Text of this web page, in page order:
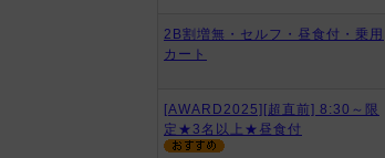
2B割増無・セルフ・昼食付・乗用
カート
[AWARD2025][超直前] 8:30～限
定★3名以上★昼食付